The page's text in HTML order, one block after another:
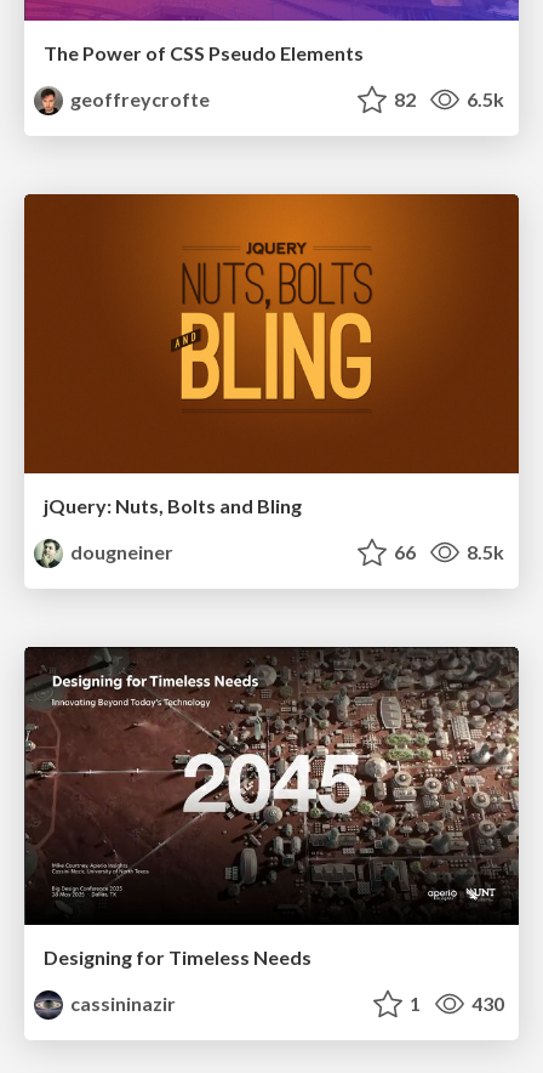
The Power of CSS Pseudo Elements
geoffreycrofte
82 6.5k
jQuery: Nuts, Bolts and Bling
dougneiner
66 8.5k
Designing for Timeless Needs
cassininazir
1 430